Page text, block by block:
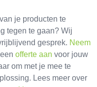
je producten te
tegen te gaan? Wij
gesprek. Neem
offerte aan voor jouw
om met je mee te
Lees meer over